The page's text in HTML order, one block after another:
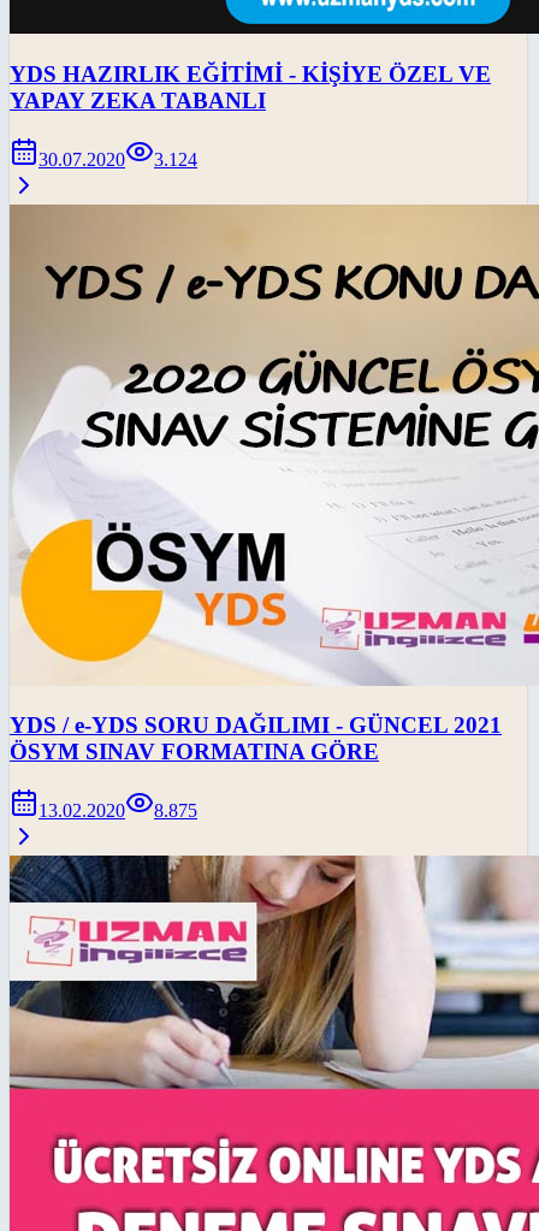
YDS HAZIRLIK EĞİTİMİ - KİŞİYE ÖZEL VE
YAPAY ZEKA TABANLI
30.07.2020 3.124
YDS / e-YDS SORU DAĞILIMI - GÜNCEL 2021
ÖSYM SINAV FORMATINA GÖRE
13.02.2020 8.875